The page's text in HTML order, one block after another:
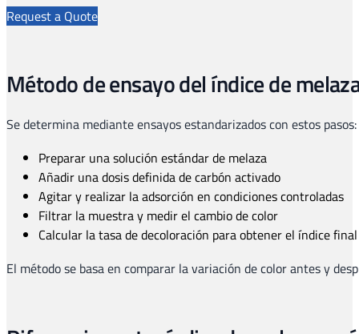
Request a Quote
Método de ensayo del índice de
Se determina mediante ensayos estandarizados con estos pasos:
Preparar una solución estándar de melaza
Añadir una dosis definida de carbón activado
Agitar y realizar la adsorción en condiciones controladas
Filtrar la muestra y medir el cambio de color
Calcular la tasa de decoloración para obtener el índice final
El método se basa en comparar la variación de color antes y